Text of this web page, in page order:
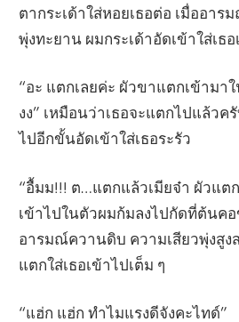
ตากระเด้าใส่หอยเธอต่อ เมื่ออาร
พุ่งทะยาน ผมกระเด้าอัดเข้าใส่เธอ
“อะ แตกเลยค่ะ ผัวขาแตกเข้ามา
งง” เหมือนว่าเธอจะแตกไปแล้วค
ไปอีกขั้นอัดเข้าใส่เธอระรัว
“อื้มม!!! ต…แตกแล้วเมียจ๋า ผัวแต
เข้าไปในตัวผมก้มลงไปกัดที่ต้นคอ
อารมณ์ควานดิบ ความเสียวพุ่งสู
แตกใส่เธอเข้าไปเต็ม ๆ
“แฮ่ก แฮ่ก ทำไมแรงดีจังคะไทด์”